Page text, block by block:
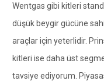
Wentgas gibi kitleri
düşük beygir gücüne
araçlar için yeterlidir.
kitleri ise daha üst
tavsiye ediyorum.